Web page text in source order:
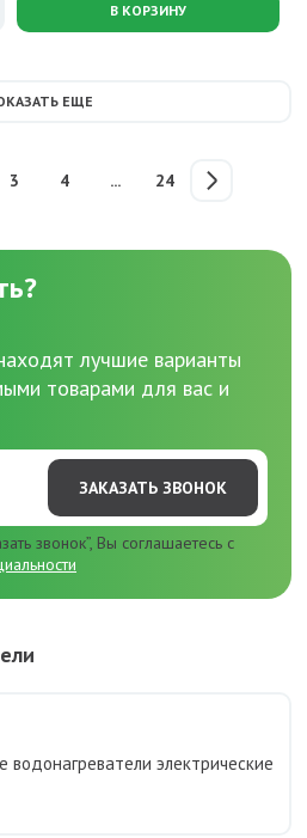
В КОРЗИНУ
ЕЩЕ
3 4 ... 24
лучшие варианты
товарами для вас и
ЗАКАЗАТЬ ЗВОНОК
звонок”, Вы соглашаетесь с
водонагреватели электрические